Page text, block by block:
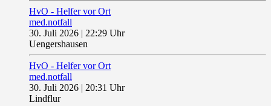
HvO - Helfer vor Ort
med.notfall
30. Juli 2026 | 22:29 Uhr
Uengershausen
HvO - Helfer vor Ort
med.notfall
30. Juli 2026 | 20:31 Uhr
Lindflur